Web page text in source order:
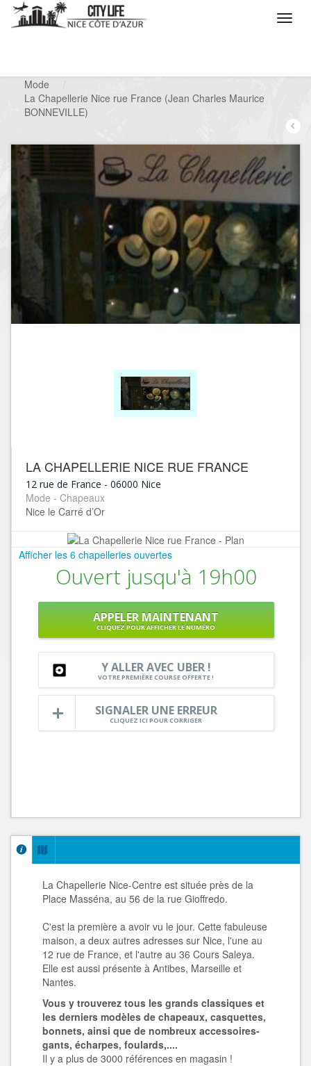
Mode
La Chapellerie Nice rue France (Jean Charles Maurice
BONNEVILLE)
LA CHAPELLERIE NICE RUE FRANCE
12 rue de France - 06000 Nice
Mode - Chapeaux
Nice le Carré d’Or
Afficher les 6 chapelleries ouvertes
Ouvert jusqu'à 19h00
APPELER MAINTENANT
CLIQUEZ POUR AFFICHER LE NUMÉRO
Y ALLER AVEC UBER !
VOTRE PREMIÈRE COURSE OFFERTE !
SIGNALER UNE ERREUR
CLIQUEZ ICI POUR CORRIGER
La Chapellerie Nice-Centre est située près de la
Place Masséna, au 56 de la rue Gioffredo.
C'est la première a avoir vu le jour. Cette fabuleuse
maison, a deux autres adresses sur Nice, l'une au
12 rue de France, et l'autre au 36 Cours Saleya.
Elle est aussi présente à Antibes, Marseille et
Nantes.
Vous y trouverez tous les grands classiques et
les derniers modèles de chapeaux, casquettes,
bonnets, ainsi que de nombreux accessoires-
gants, écharpes, foulards,....
Il y a plus de 3000 références en magasin !